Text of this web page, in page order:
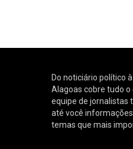
Do noticiário político
Alagoas cobre tudo o
equipe de jornalistas
até você
temas que mais